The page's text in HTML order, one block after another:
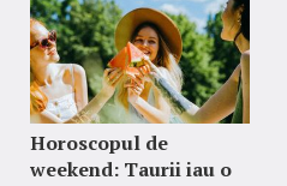
Horoscopul de
weekend: Taurii iau o